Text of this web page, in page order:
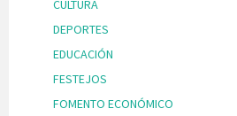
CULTURA
DEPORTES
EDUCACIÓN
FESTEJOS
FOMENTO ECONÓMICO